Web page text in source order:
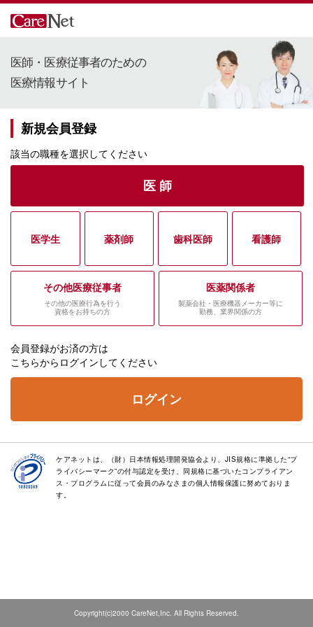
医師・医療従事者のための
医療情報サイト
新規会員登録
該当の職種を選択してください
医 師
医学生 薬剤師 歯科医師 看護師
その他医療従事者
その他の医療行為を行う
資格をお持ちの方
医薬関係者
製薬会社・医療機器メーカー等に
勤務、業界関係の方
会員登録がお済の方は
こちらからログインしてください
ログイン
ケアネットは、（財）日本情報処理開発協会より、JIS規格に準拠した“プ
ライバシーマーク”の付与認定を受け、同規格に基づいたコンプライアン
ス・プログラムに従って会員のみなさまの個人情報保護に努めておりま
す。
Copyright(c)2000 CareNet,Inc. All Rights Reserved.